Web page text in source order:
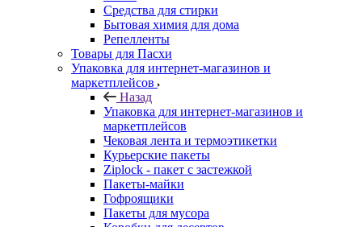
Средства для стирки
Бытовая химия для дома
Репелленты
Товары для Пасхи
Упаковка для интернет-магазинов и
маркетплейсов
Назад
Упаковка для интернет-магазинов и
маркетплейсов
Чековая лента и термоэтикетки
Курьерские пакеты
Ziplock - пакет с застежкой
Пакеты-майки
Гофроящики
Пакеты для мусора